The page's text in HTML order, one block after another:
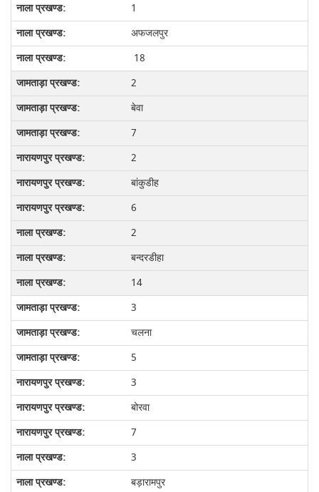
1
अफजलपुर
18
2
बेवा
7
2
बांकुडीह
6
2
बन्दरडीहा
14
3
चलना
5
3
बोरवा
7
3
बड़ारामपुर